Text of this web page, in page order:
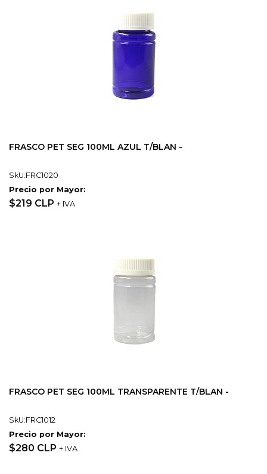
FRASCO PET SEG 100ML AZUL T/BLAN -
SkU:FRC1020
Precio por Mayor:
$219 CLP + IVA
FRASCO PET SEG 100ML TRANSPARENTE T/BLAN -
SkU:FRC1012
Precio por Mayor:
$280 CLP + IVA